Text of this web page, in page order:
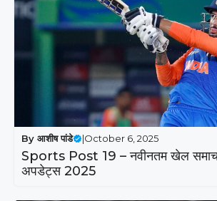
By आशीष पांडे |October 6, 2025
Sports Post 19 – नवीनतम खेल
अपडेट्स 2025